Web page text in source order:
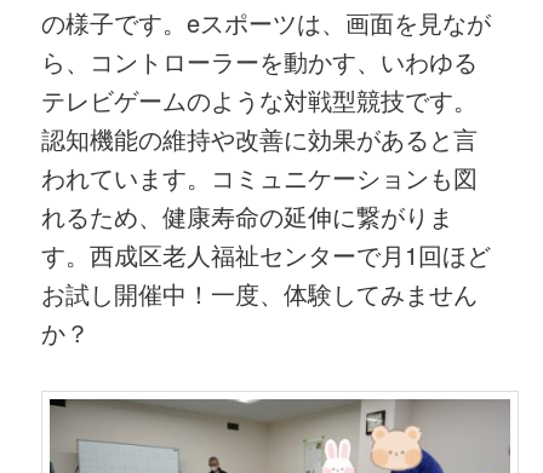
の様子です。eスポーツは、画面を見なが
ら、コントローラーを動かす、いわゆる
テレビゲームのような対戦型競技です。
認知機能の維持や改善に効果があると言
われています。コミュニケーションも図
れるため、健康寿命の延伸に繋がりま
す。西成区老人福祉センターで月1回ほど
お試し開催中！一度、体験してみません
か？